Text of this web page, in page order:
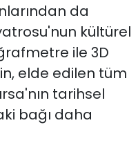
da
kültürel
ile 3D
elde edilen tüm
tarihsel
bağı daha